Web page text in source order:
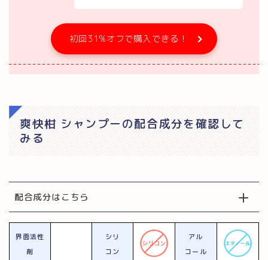
初回31%オフで購入できる！
爽快柑 シャンプーの配合成分を確認して
みる
配合成分はこちら
界面活性
剤
シリ
コン
アル
コール